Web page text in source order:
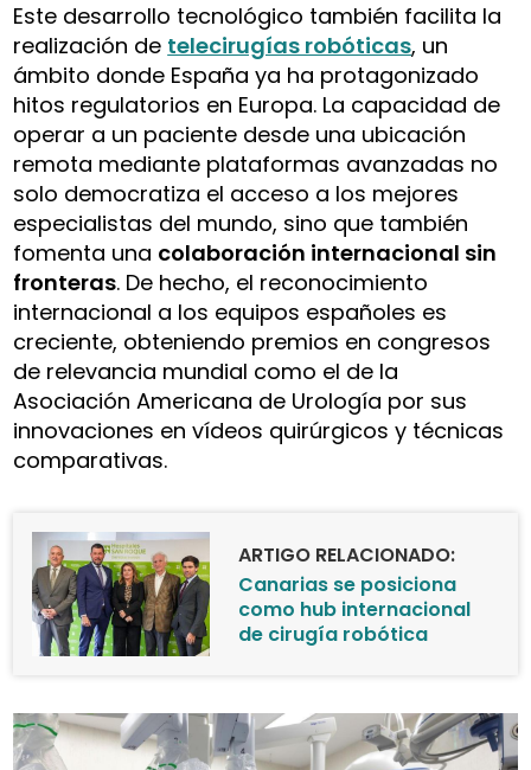
Este desarrollo tecnológico también facilita la
realización de telecirugías robóticas, un
ámbito donde España ya ha protagonizado
hitos regulatorios en Europa. La capacidad de
operar a un paciente desde una ubicación
remota mediante plataformas avanzadas no
solo democratiza el acceso a los mejores
especialistas del mundo, sino que también
fomenta una colaboración internacional sin
fronteras. De hecho, el reconocimiento
internacional a los equipos españoles es
creciente, obteniendo premios en congresos
de relevancia mundial como el de la
Asociación Americana de Urología por sus
innovaciones en vídeos quirúrgicos y técnicas
comparativas.
ARTIGO RELACIONADO:
Canarias se posiciona
como hub internacional
de cirugía robótica